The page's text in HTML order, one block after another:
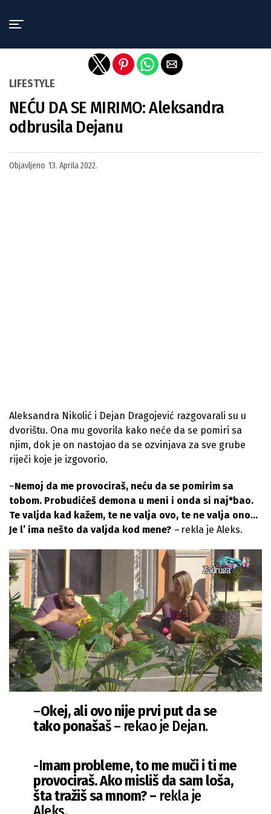
LIFESTYLE
NEĆU DA SE MIRIMO: Aleksandra
odbrusila Dejanu
Objavljeno 13. Aprila 2022.
Aleksandra Nikolić i Dejan Dragojević razgovarali su u
dvorištu. Ona mu govorila kako neće da se pomiri sa
njim, dok je on nastojao da se ozvinjava za sve grube
riječi koje je izgovorio.
–Nemoj da me provociraš, neću da se pomirim sa
tobom. Probudićeš demona u meni i onda si naj*bao.
Te valjda kad kažem, te ne valja ovo, te ne valja ono…
Je l’ ima nešto da valjda kod mene? – rekla je Aleks.
–Okej, ali ovo nije prvi put da se
tako ponašaš – rekao je Dejan.
-Imam probleme, to me muči i ti me
provociraš. Ako misliš da sam loša,
šta tražiš sa mnom? – rekla je